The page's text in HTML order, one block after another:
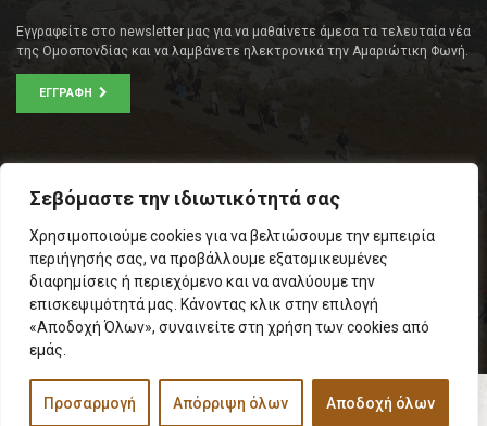
Σεβόμαστε την ιδιωτικότητά σας
Χρησιμοποιούμε cookies για να βελτιώσουμε την εμπειρία
περιήγησής σας, να προβάλλουμε εξατομικευμένες
διαφημίσεις ή περιεχόμενο και να αναλύουμε την
επισκεψιμότητά μας. Κάνοντας κλικ στην επιλογή
«Αποδοχή Όλων», συναινείτε στη χρήση των cookies από
εμάς.
Προσαρμογή Απόρριψη όλων Αποδοχή όλων
Εγγραφείτε στο newsletter μας για να μαθαίνετε άμεσα τα τελευταία νέα
της Ομοσπονδίας και να λαμβάνετε ηλεκτρονικά την Αμαριώτικη Φωνή.
ΕΓΓΡΑΦΉ
Τ.Κ.: 105 53
Τηλ. – Fax: 210 33 14 346
Τηλ. Προέδρου: 6971566783
Email:info@omospamari.gr
© 2017 Ομοσπονδία Σωματείων Επαρχίας Αμαρίου